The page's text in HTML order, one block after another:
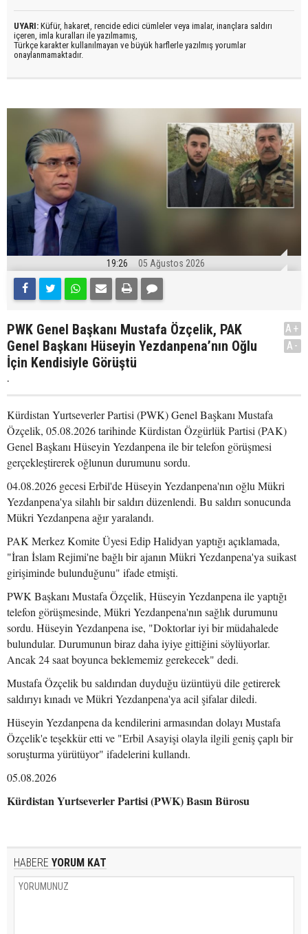
UYARI: Küfür, hakaret, rencide edici cümleler veya imalar, inançlara saldırı
içeren, imla kuralları ile yazılmamış,
Türkçe karakter kullanılmayan ve büyük harflerle yazılmış yorumlar
onaylanmamaktadır.
19:26 05 Ağustos 2026
PWK Genel Başkanı Mustafa Özçelik, PAK
Genel Başkanı Hüseyin Yezdanpena’nın Oğlu
İçin Kendisiyle Görüştü
.
A+
A-
Kürdistan Yurtseverler Partisi (PWK) Genel Başkanı Mustafa
Özçelik, 05.08.2026 tarihinde Kürdistan Özgürlük Partisi (PAK)
Genel Başkanı Hüseyin Yezdanpena ile bir telefon görüşmesi
gerçekleştirerek oğlunun durumunu sordu.
04.08.2026 gecesi Erbil'de Hüseyin Yezdanpena'nın oğlu Mükri
Yezdanpena'ya silahlı bir saldırı düzenlendi. Bu saldırı sonucunda
Mükri Yezdanpena ağır yaralandı.
PAK Merkez Komite Üyesi Edip Halidyan yaptığı açıklamada,
"İran İslam Rejimi'ne bağlı bir ajanın Mükri Yezdanpena'ya suikast
girişiminde bulunduğunu" ifade etmişti.
PWK Başkanı Mustafa Özçelik, Hüseyin Yezdanpena ile yaptığı
telefon görüşmesinde, Mükri Yezdanpena'nın sağlık durumunu
sordu. Hüseyin Yezdanpena ise, "Doktorlar iyi bir müdahalede
bulundular. Durumunun biraz daha iyiye gittiğini söylüyorlar.
Ancak 24 saat boyunca beklememiz gerekecek" dedi.
Mustafa Özçelik bu saldırıdan duyduğu üzüntüyü dile getirerek
saldırıyı kınadı ve Mükri Yezdanpena'ya acil şifalar diledi.
Hüseyin Yezdanpena da kendilerini armasından dolayı Mustafa
Özçelik'e teşekkür etti ve "Erbil Asayişi olayla ilgili geniş çaplı bir
soruşturma yürütüyor" ifadelerini kullandı.
05.08.2026
Kürdistan Yurtseverler Partisi (PWK) Basın Bürosu
HABERE YORUM KAT